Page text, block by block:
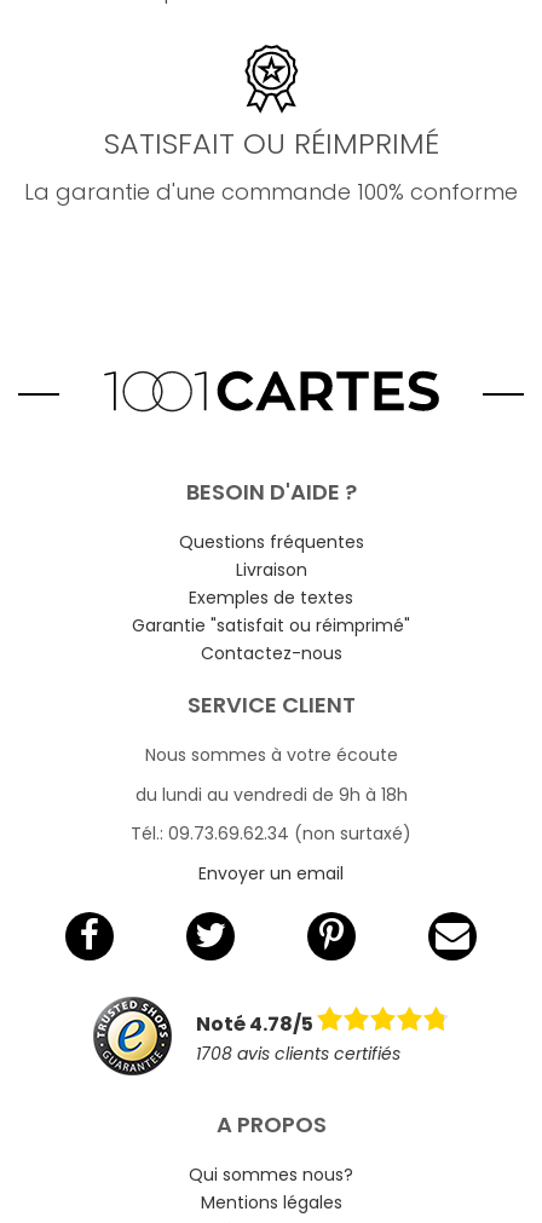
SATISFAIT OU RÉIMPRIMÉ
La garantie d'une commande 100% conforme
BESOIN D'AIDE ?
Questions fréquentes
Livraison
Exemples de textes
Garantie "satisfait ou réimprimé"
Contactez-nous
SERVICE CLIENT
Nous sommes à votre écoute
du lundi au vendredi de 9h à 18h
Tél.: 09.73.69.62.34 (non surtaxé)
Envoyer un email
Noté 4.78/5
1708 avis clients certifiés
A PROPOS
Qui sommes nous?
Mentions légales